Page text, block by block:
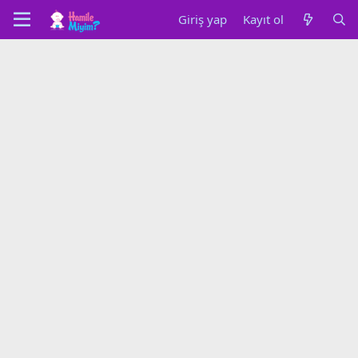
Giriş yap Kayıt ol